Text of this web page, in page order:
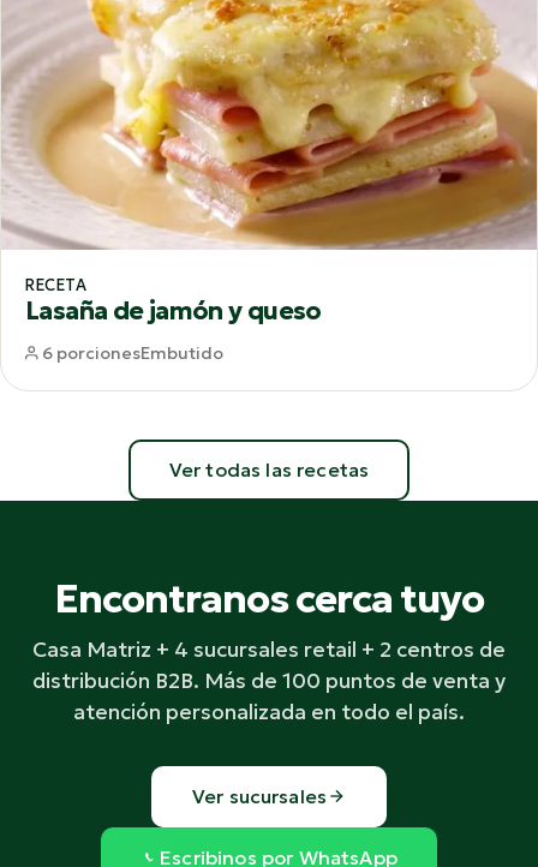
RECETA
Lasaña de jamón y queso
6 porcionesEmbutido
Ver todas las recetas
Encontranos cerca tuyo
Casa Matriz + 4 sucursales retail + 2 centros de
distribución B2B. Más de 100 puntos de venta y
atención personalizada en todo el país.
Ver sucursales
Escribinos por WhatsApp